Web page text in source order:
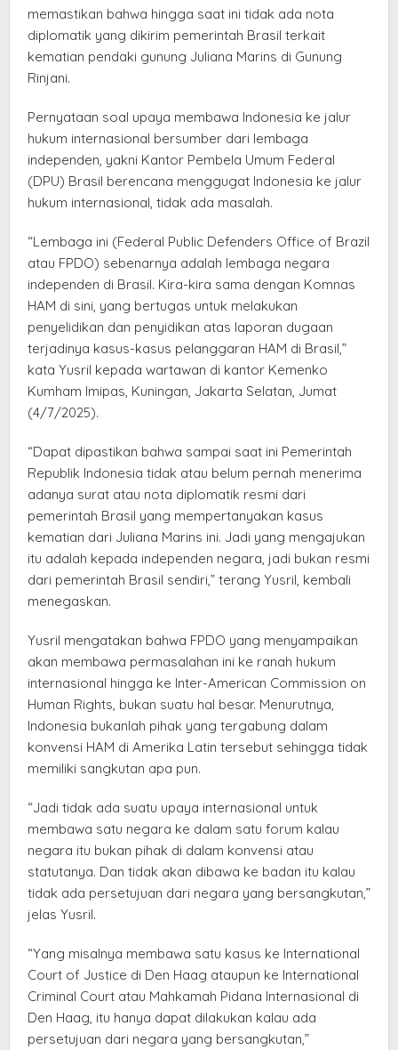
memastikan bahwa hingga saat ini tidak ada nota
diplomatik yang dikirim pemerintah Brasil terkait
kematian pendaki gunung Juliana Marins di Gunung
Rinjani.
Pernyataan soal upaya membawa Indonesia ke jalur
hukum internasional bersumber dari lembaga
independen, yakni Kantor Pembela Umum Federal
(DPU) Brasil berencana menggugat Indonesia ke jalur
hukum internasional, tidak ada masalah.
“Lembaga ini (Federal Public Defenders Office of Brazil
atau FPDO) sebenarnya adalah lembaga negara
independen di Brasil. Kira-kira sama dengan Komnas
HAM di sini, yang bertugas untuk melakukan
penyelidikan dan penyidikan atas laporan dugaan
terjadinya kasus-kasus pelanggaran HAM di Brasil,”
kata Yusril kepada wartawan di kantor Kemenko
Kumham Imipas, Kuningan, Jakarta Selatan, Jumat
(4/7/2025).
“Dapat dipastikan bahwa sampai saat ini Pemerintah
Republik Indonesia tidak atau belum pernah menerima
adanya surat atau nota diplomatik resmi dari
pemerintah Brasil yang mempertanyakan kasus
kematian dari Juliana Marins ini. Jadi yang mengajukan
itu adalah kepada independen negara, jadi bukan resmi
dari pemerintah Brasil sendiri,” terang Yusril, kembali
menegaskan.
Yusril mengatakan bahwa FPDO yang menyampaikan
akan membawa permasalahan ini ke ranah hukum
internasional hingga ke Inter-American Commission on
Human Rights, bukan suatu hal besar. Menurutnya,
Indonesia bukanlah pihak yang tergabung dalam
konvensi HAM di Amerika Latin tersebut sehingga tidak
memiliki sangkutan apa pun.
“Jadi tidak ada suatu upaya internasional untuk
membawa satu negara ke dalam satu forum kalau
negara itu bukan pihak di dalam konvensi atau
statutanya. Dan tidak akan dibawa ke badan itu kalau
tidak ada persetujuan dari negara yang bersangkutan,”
jelas Yusril.
“Yang misalnya membawa satu kasus ke International
Court of Justice di Den Haag ataupun ke International
Criminal Court atau Mahkamah Pidana Internasional di
Den Haag, itu hanya dapat dilakukan kalau ada
persetujuan dari negara yang bersangkutan,”